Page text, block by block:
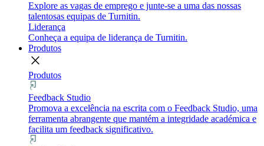
Explore as vagas de emprego e junte-se a uma das nossas
talentosas equipas de Turnitin.
Liderança
Conheça a equipa de liderança de Turnitin.
Produtos
close
Produtos
Feedback Studio
Promova a excelência na escrita com o Feedback Studio, uma
ferramenta abrangente que mantém a integridade académica e
facilita um feedback significativo.